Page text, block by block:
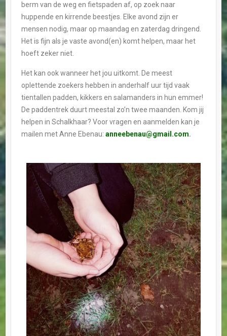
berm van de weg en fietspaden af, op zoek naar
huppende en kirrende beestjes. Elke avond zijn er
mensen nodig, maar op maandag en zaterdag dringend.
Het is fijn als je vaste avond(en) komt helpen, maar het
hoeft zeker niet.
Het kan ook wanneer het jou uitkomt. De meest
oplettende zoekers hebben in anderhalf uur tijd vaak
tientallen padden, kikkers en salamanders in hun emmer!
De paddentrek duurt meestal zo’n twee maanden. Kom jij
helpen in Schalkhaar? Voor vragen en aanmelden kan je
mailen met Anne Ebenau: anneebenau@gmail.com.